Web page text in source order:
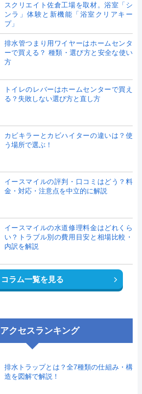
スクリエイト佐倉工場を取材。浴室「シ
ンラ」体験と新機能「浴室クリアキー
プ」
排水管つまり用ワイヤーはホームセンタ
ーで買える？ 種類・選び方と安全な使い
方
トイレのレバーはホームセンターで買え
る？失敗しない選び方と直し方
カビキラーとカビハイターの違いは？使
う場所で選ぶ！
イースマイルの評判・口コミはどう？料
金・対応・注意点を中立的に解説
イースマイルの水道修理料金はどれくら
い？トラブル別の費用目安と相場比較・
内訳を解説
コラム一覧を見る
アクセスランキング
排水トラップとは？全7種類の仕組み・構
造を図解で解説！